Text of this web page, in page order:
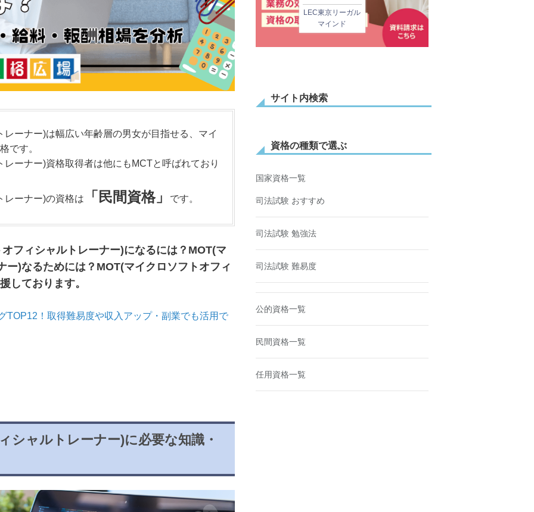
LEC東京リーガル
マインド
ーナー)は幅広い年齢層の男女が目指せる、マイ
です。
ーナー)資格取得者は他にもMCTと呼ばれており
レーナー)の資格は 「民間資格」 です。
フィシャルトレーナー)になるには？MOT(マ
ー)なるためには？MOT(マイクロソフトオフィ
しております。
TOP12！取得難易度や収入アップ・副業でも活用で
シャルトレーナー)に必要な知識・
サイト内検索
資格の種類で選ぶ
国家資格一覧
司法試験 おすすめ
司法試験 勉強法
司法試験 難易度
公的資格一覧
民間資格一覧
任用資格一覧